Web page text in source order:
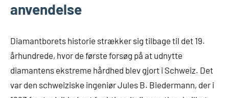
anvendelse
Diamantborets historie strækker sig tilbage til det 19.
århundrede, hvor de første forsøg på at udnytte
diamantens ekstreme hårdhed blev gjort i Schweiz. Det
var den schweiziske ingeniør Jules B. Biedermann, der i